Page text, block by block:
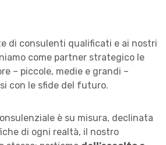
di consulenti qualificati e ai nostri
come partner strategico le
– piccole, medie e grandi –
con le sfide del futuro.
è su misura, declinata
di ogni realtà, il nostro